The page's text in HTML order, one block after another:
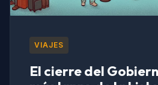
VIAJES
El cierre del